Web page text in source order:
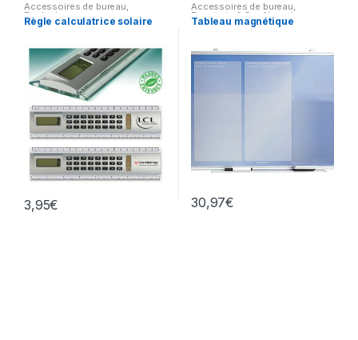
Accessoires de bureau,
Ecologie
Règle calculatrice solaire
3,95€
Accessoires de bureau,
Papeterie & Conférenciers
Tableau magnétique
30,97€